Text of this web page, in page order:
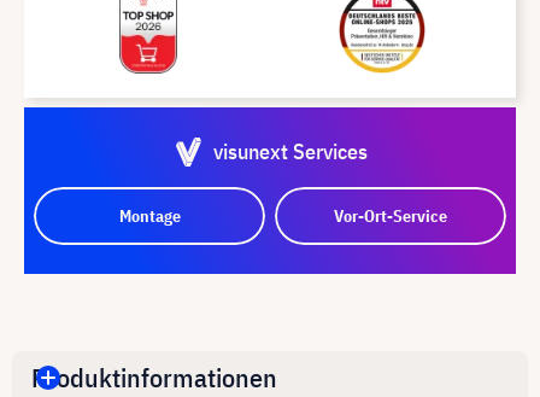
visunext Services
Montage Vor-Ort-Service
Produktinformationen